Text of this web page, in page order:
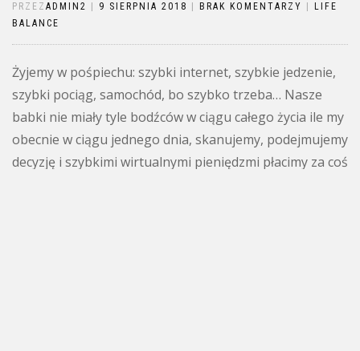
PRZEZ ADMIN2 9 SIERPNIA 2018 BRAK KOMENTARZY
LIFE
BALANCE
Żyjemy w pośpiechu: szybki internet, szybkie jedzenie,
szybki pociąg, samochód, bo szybko trzeba… Nasze
babki nie miały tyle bodźców w ciągu całego życia ile my
obecnie w ciągu jednego dnia, skanujemy, podejmujemy
decyzję i szybkimi wirtualnymi pieniędzmi płacimy za coś